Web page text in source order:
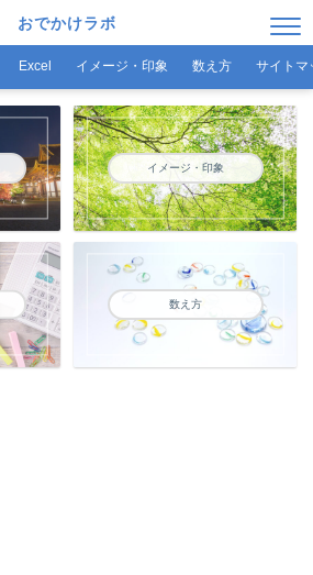
おでかけラボ
Excel イメージ・印象 数え方 サイトマ
イメージ・印象
数え方